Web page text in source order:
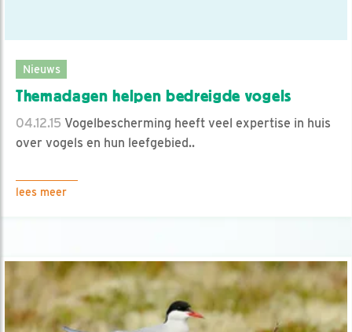
Nieuws
Themadagen helpen bedreigde vogels
04.12.15 Vogelbescherming heeft veel expertise in huis
over vogels en hun leefgebied..
lees meer